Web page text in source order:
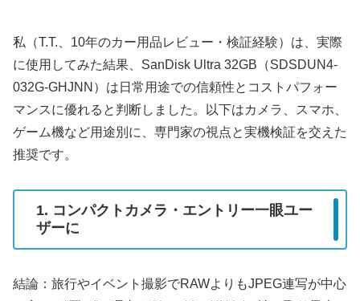
私（T.T.、10年のカー用品レビュー・検証経験）は、実際
に使用してみた結果、SanDisk Ultra 32GB（SDSDUN4-
032G-GHJNN）は日常用途での信頼性とコストパフォー
マンスに優れると判断しました。以下はカメラ、スマホ、
ゲーム機など用途別に、専門家の視点と実機検証を交えた
推奨です。
1. コンパクトカメラ・エントリー一眼ユー
ザーに
結論：旅行やイベント撮影でRAWよりもJPEG連写が中心